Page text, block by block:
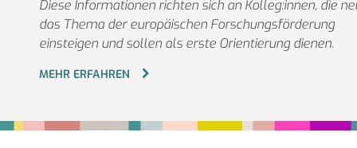
Diese Informationen richten sich an Kolleg:innen, die
das Thema der europäischen Forschungsförderung
einsteigen und sollen als erste Orientierung dienen.
MEHR ERFAHREN
Fußbereich